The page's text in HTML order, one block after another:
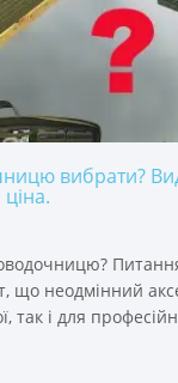
вибрати?
Питання
що неодмінний
так і для
Якщо Ви хочете